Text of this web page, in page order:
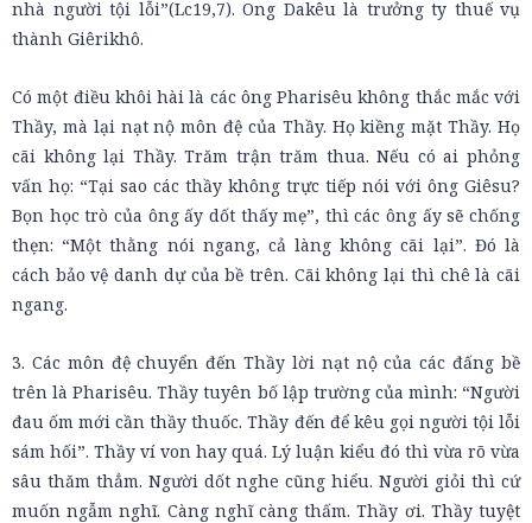
nhà người tội lỗi”(Lc19,7). Ong Dakêu là trưởng ty thuế vụ
thành Giêrikhô.
Có một điều khôi hài là các ông Pharisêu không thắc mắc với
Thầy, mà lại nạt nộ môn đệ của Thầy. Họ kiềng mặt Thầy. Họ
cãi không lại Thầy. Trăm trận trăm thua. Nếu có ai phỏng
vấn họ: “Tại sao các thầy không trực tiếp nói với ông Giêsu?
Bọn học trò của ông ấy dốt thấy mẹ”, thì các ông ấy sẽ chống
thẹn: “Một thằng nói ngang, cả làng không cãi lại”. Đó là
cách bảo vệ danh dự của bề trên. Cãi không lại thì chê là cãi
ngang.
3. Các môn đệ chuyển đến Thầy lời nạt nộ của các đấng bề
trên là Pharisêu. Thầy tuyên bố lập trường của mình: “Người
đau ốm mới cần thầy thuốc. Thầy đến để kêu gọi người tội lỗi
sám hối”. Thầy ví von hay quá. Lý luận kiểu đó thì vừa rõ vừa
sâu thăm thẳm. Người dốt nghe cũng hiểu. Người giỏi thì cứ
muốn ngẫm nghĩ. Càng nghĩ càng thấm. Thầy ơi. Thầy tuyệt